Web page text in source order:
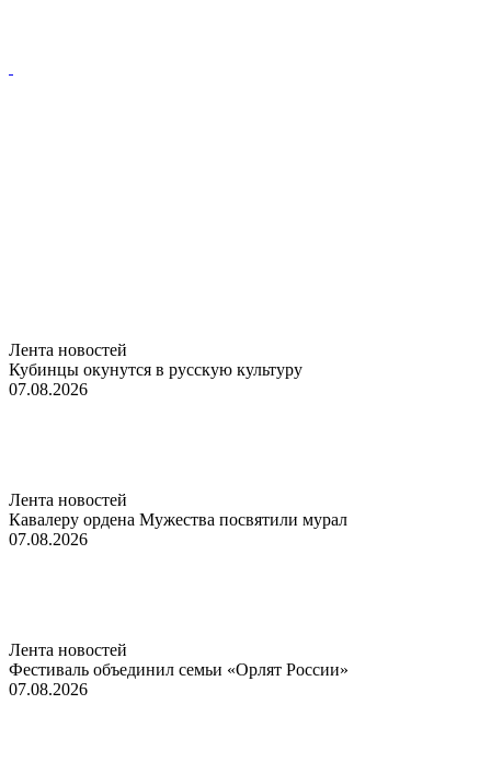
Лента новостей
Кубинцы окунутся в русскую культуру
07.08.2026
Лента новостей
Кавалеру ордена Мужества посвятили мурал
07.08.2026
Лента новостей
Фестиваль объединил семьи «Орлят России»
07.08.2026